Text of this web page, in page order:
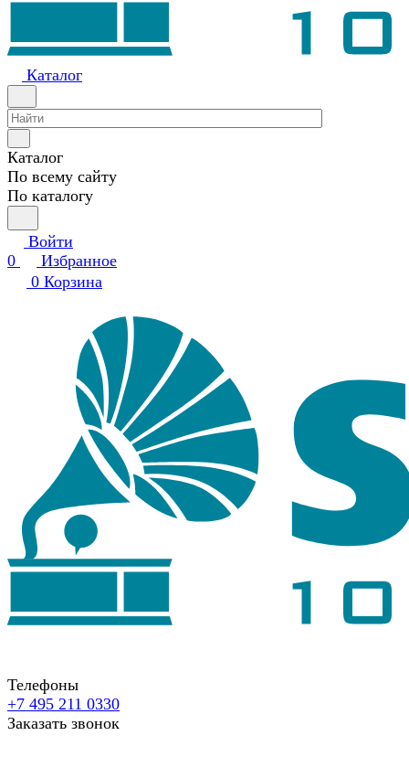
Каталог
Каталог
По всему сайту
По каталогу
Войти
0
Избранное
0 Корзина
Телефоны
+7 495 211 0330
Заказать звонок